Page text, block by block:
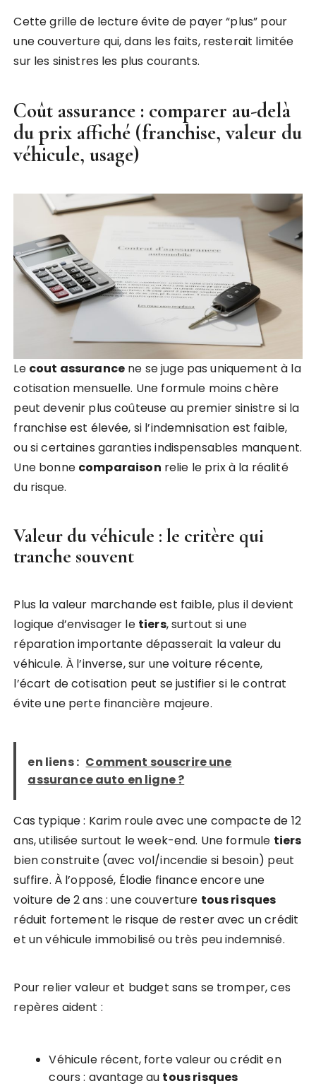
Cette grille de lecture évite de payer “plus” pour
une couverture qui, dans les faits, resterait limitée
sur les sinistres les plus courants.
Coût assurance : comparer au-delà
du prix affiché (franchise, valeur du
véhicule, usage)
Le cout assurance ne se juge pas uniquement à la
cotisation mensuelle. Une formule moins chère
peut devenir plus coûteuse au premier sinistre si la
franchise est élevée, si l’indemnisation est faible,
ou si certaines garanties indispensables manquent.
Une bonne comparaison relie le prix à la réalité
du risque.
Valeur du véhicule : le critère qui
tranche souvent
Plus la valeur marchande est faible, plus il devient
logique d’envisager le tiers, surtout si une
réparation importante dépasserait la valeur du
véhicule. À l’inverse, sur une voiture récente,
l’écart de cotisation peut se justifier si le contrat
évite une perte financière majeure.
en liens : Comment souscrire une
assurance auto en ligne ?
Cas typique : Karim roule avec une compacte de 12
ans, utilisée surtout le week-end. Une formule tiers
bien construite (avec vol/incendie si besoin) peut
suffire. À l’opposé, Élodie finance encore une
voiture de 2 ans : une couverture tous risques
réduit fortement le risque de rester avec un crédit
et un véhicule immobilisé ou très peu indemnisé.
Pour relier valeur et budget sans se tromper, ces
repères aident :
Véhicule récent, forte valeur ou crédit en
cours : avantage au tous risques